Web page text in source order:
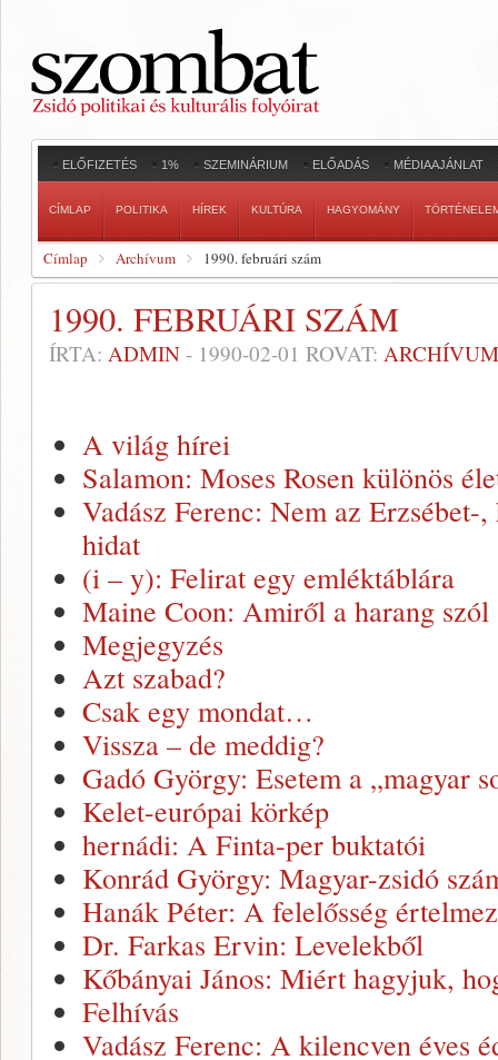
ELŐFIZETÉS 1% SZEMINÁRIUM ELŐADÁS MÉDIAAJÁNLAT
CÍMLAP POLITIKA HÍREK KULTÚRA HAGYOMÁNY
Címlap Archívum 1990. februári szám
1990. FEBRUÁRI SZÁM
ÍRTA: ADMIN - 1990-02-01 ROVAT: ARCHÍVUM
A világ hírei
Salamon: Moses Rosen különös
Vadász Ferenc: Nem az Erzsébet-
hidat
(i – y): Felirat egy emléktáblára
Maine Coon: Amiről a harang szól
Megjegyzés
Azt szabad?
Csak egy mondat…
Vissza – de meddig?
Gadó György: Esetem a „magyar
Kelet-európai körkép
hernádi: A Finta-per buktatói
Konrád György: Magyar-zsidó
Hanák Péter: A felelősség
Dr. Farkas Ervin: Levelekből
Kőbányai János: Miért hagyjuk,
Felhívás
Vadász Ferenc: A kilencven éves